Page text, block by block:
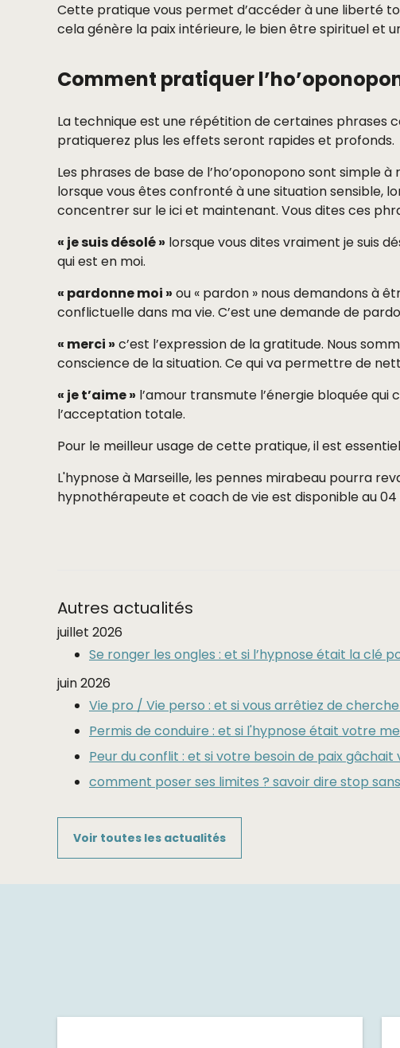
Cette pratique vous permet d’accéder à une liberté
cela génère la paix intérieure, le bien être spirituel et
Comment pratiquer
La technique est une répétition de certaines phrases
pratiquerez plus les effets seront rapides et profonds.
Les phrases de base de l’ho’oponopono sont simple à
lorsque vous êtes confronté à une situation sensible,
concentrer sur le ici et maintenant. Vous dites ces
« je suis désolé » lorsque vous dites vraiment je suis
qui est en moi.
« pardonne moi » ou « pardon » nous demandons à
conflictuelle dans ma vie. C’est une demande de
« merci » c’est l’expression de la gratitude. Nous
conscience de la situation. Ce qui va permettre de
« je t’aime » l’amour transmute l’énergie bloquée
l’acceptation totale.
Pour le meilleur usage de cette pratique, il est
L'hypnose à Marseille, les pennes mirabeau pourra
hypnothérapeute et coach de vie est disponible au
Autres actualités
juillet 2026
Se ronger les ongles : et si l’hypnose était la clé
juin 2026
Vie pro / Vie perso : et si vous arrêtiez de
Permis de conduire : et si l'hypnose était votre
Peur du conflit : et si votre besoin de paix gâchait
comment poser ses limites ? savoir dire stop
Voir toutes les actualités